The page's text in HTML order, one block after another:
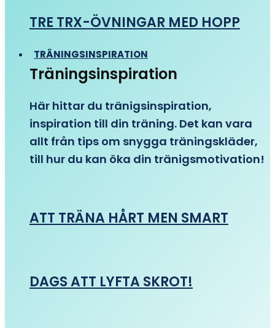
TRE TRX-ÖVNINGAR MED HOPP
TRÄNINGSINSPIRATION
Träningsinspiration
Här hittar du tränigsinspiration,
inspiration till din träning. Det kan vara
allt från tips om snygga träningskläder,
till hur du kan öka din tränigsmotivation!
ATT TRÄNA HÅRT MEN SMART
DAGS ATT LYFTA SKROT!